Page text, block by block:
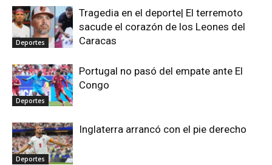
Deportes
Tragedia en el deporte| El terremoto
sacude el corazón de los Leones del
Caracas
Deportes
Portugal no pasó del empate ante El
Congo
Deportes
Inglaterra arrancó con el pie derecho